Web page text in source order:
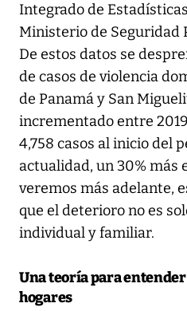
Integrado de
Ministerio de Seguridad
De estos datos se
de casos de violencia
de Panamá y San
incrementado entre
4,758 casos al inicio del
actualidad, un 30% más
veremos más adelante,
que el deterioro no es
individual y familiar.
Una teoría para entender
hogares